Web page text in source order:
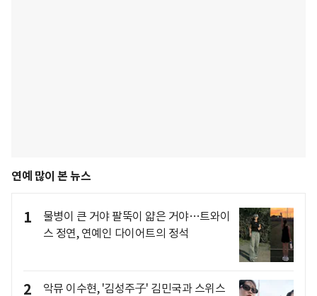
연예 많이 본 뉴스
1
물병이 큰 거야 팔뚝이 얇은 거야…트와이
스 정연, 연예인 다이어트의 정석
2
악뮤 이수현, '김성주子' 김민국과 스위스